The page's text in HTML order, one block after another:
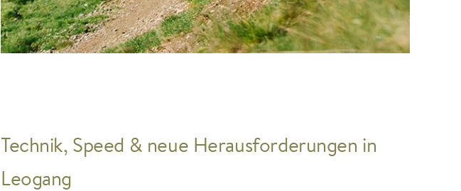
Technik, Speed & neue Herausforderungen in
Leogang